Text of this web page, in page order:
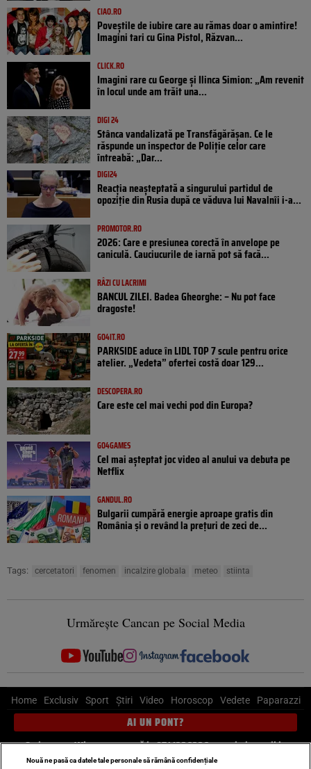
CIAO.RO
Poveştile de iubire care au rămas doar o amintire!
Imagini tari cu Gina Pistol, Răzvan...
CLICK.RO
Imagini rare cu George și Ilinca Simion: „Am revenit
în locul unde am trăit una...
DIGI 24
Stânca vandalizată pe Transfăgărășan. Ce le
răspunde un inspector de Poliție celor care
întreabă: „Dar...
DIGI24
Reacția neașteptată a singurului partidul de
opoziţie din Rusia după ce văduva lui Navalnîi i-a...
PROMOTOR.RO
2026: Care e presiunea corectă în anvelope pe
caniculă. Cauciucurile de iarnă pot să facă...
RÂZI CU LACRIMI
BANCUL ZILEI. Badea Gheorghe: – Nu pot face
dragoste!
GO4IT.RO
PARKSIDE aduce în LIDL TOP 7 scule pentru orice
atelier. „Vedeta” ofertei costă doar 129...
DESCOPERA.RO
Care este cel mai vechi pod din Europa?
GO4GAMES
Cel mai așteptat joc video al anului va debuta pe
Netflix
GANDUL.RO
Bulgarii cumpără energie aproape gratis din
România și o revând la prețuri de zeci de...
Tags: cercetatori fenomen incalzire globala meteo stiinta
Urmărește Cancan pe Social Media
Home Exclusiv Sport Știri Video Horoscop Vedete Paparazzi
AI UN PONT?
Scrie-ne pe Whatsapp, sună la 0741226226 sau trimite mail la
pont@cancan.ro
Nouă ne pasă ca datele tale personale să rămână confidențiale